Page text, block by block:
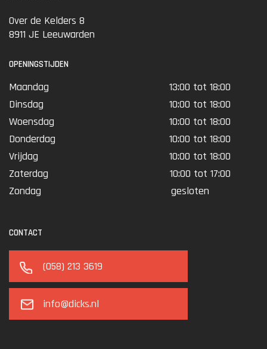
Over de Kelders 8
8911 JE Leeuwarden
OPENINGSTIJDEN
Maandag
13:00 tot 18:00
Dinsdag
10:00 tot 18:00
Woensdag
10:00 tot 18:00
Donderdag
10:00 tot 18:00
Vrijdag
10:00 tot 18:00
Zaterdag
10:00 tot 17:00
Zondag
gesloten
CONTACT
(058) 213 3619
info@dicks.nl